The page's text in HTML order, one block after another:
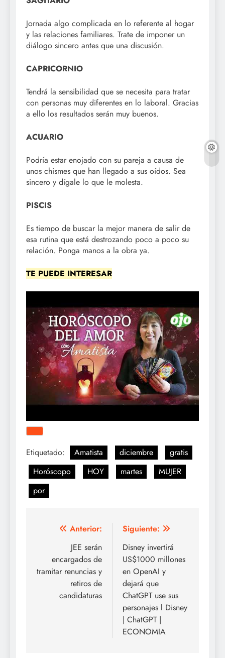
Jornada algo complicada en lo referente al hogar
y las relaciones familiares. Trate de imponer un
diálogo sincero antes que una discusión.
CAPRICORNIO
Tendrá la sensibilidad que se necesita para tratar
con personas muy diferentes en lo laboral. Gracias
a ello los resultados serán muy buenos.
ACUARIO
Podría estar enojado con su pareja a causa de
unos chismes que han llegado a sus oídos. Sea
sincero y dígale lo que le molesta.
PISCIS
Es tiempo de buscar la mejor manera de salir de
esa rutina que está destrozando poco a poco su
relación. Ponga manos a la obra ya.
TE PUEDE INTERESAR
Etiquetado: Amatista diciembre
gratis
Horóscopo
HOY martes
MUJER
por
Navegación
entradas
Anterior:
JEE serán
encargados de
tramitar renuncias y
retiros de
candidaturas
Siguiente:
Disney invertirá
US$1000 millones
en OpenAI y
dejará que
ChatGPT use sus
personajes l Disney
| ChatGPT |
ECONOMIA